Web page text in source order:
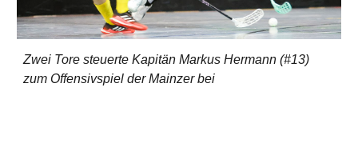
Zwei Tore steuerte Kapitän Markus Hermann (#13)
zum Offensivspiel der Mainzer bei